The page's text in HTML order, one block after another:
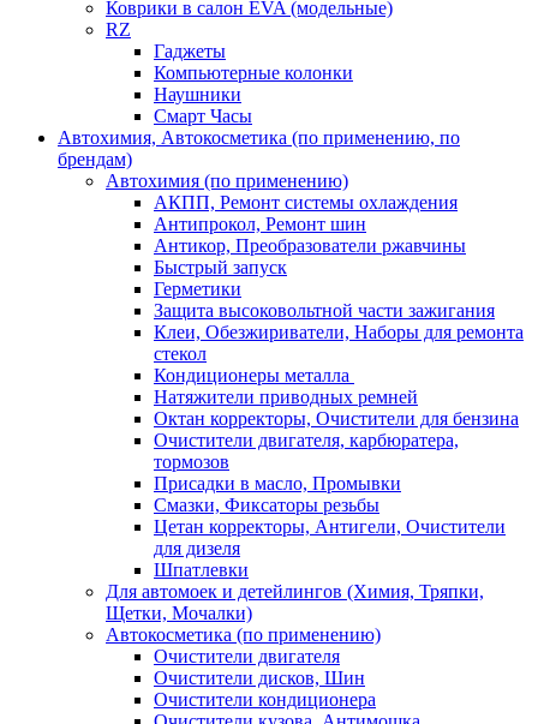
Коврики в салон EVA (модельные)
RZ
Гаджеты
Компьютерные колонки
Наушники
Смарт Часы
Автохимия, Автокосметика (по применению, по
брендам)
Автохимия (по применению)
АКПП, Ремонт системы охлаждения
Антипрокол, Ремонт шин
Антикор, Преобразователи ржавчины
Быстрый запуск
Герметики
Защита высоковольтной части зажигания
Клеи, Обезжириватели, Наборы для ремонта
стекол
Кондиционеры металла
Натяжители приводных ремней
Октан корректоры, Очистители для бензина
Очистители двигателя, карбюратера,
тормозов
Присадки в масло, Промывки
Смазки, Фиксаторы резьбы
Цетан корректоры, Антигели, Очистители
для дизеля
Шпатлевки
Для автомоек и детейлингов (Химия, Тряпки,
Щетки, Мочалки)
Автокосметика (по применению)
Очистители двигателя
Очистители дисков, Шин
Очистители кондиционера